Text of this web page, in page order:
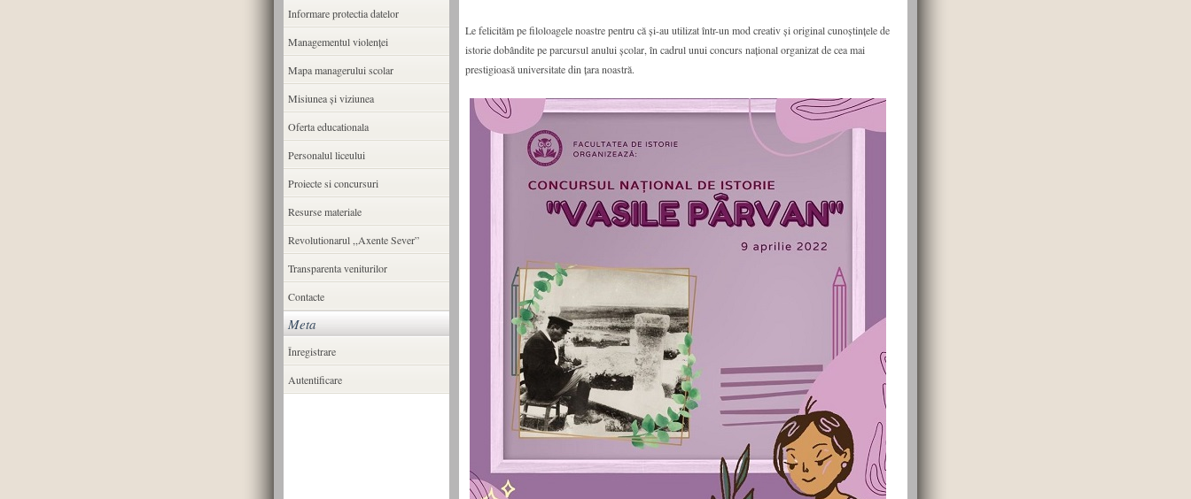
Le felicităm pe filoloagele noastre pentru că și-au utilizat într-un mod creativ și original cunoștințele de
istorie dobândite pe parcursul anului școlar, în cadrul unui concurs național organizat de cea mai
prestigioasă universitate din țara noastră.
Informare protectia datelor
Managementul violenței
Mapa managerului scolar
Misiunea şi viziunea
Oferta educationala
Personalul liceului
Proiecte si concursuri
Resurse materiale
Revolutionarul ,,Axente Sever”
Transparenta veniturilor
Contacte
Meta
Înregistrare
Autentificare